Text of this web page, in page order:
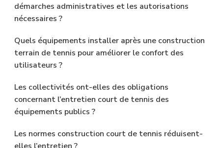
démarches administratives et les autorisations
nécessaires ?
Quels équipements installer après une construction
terrain de tennis pour améliorer le confort des
utilisateurs ?
Les collectivités ont-elles des obligations
concernant l’entretien court de tennis des
équipements publics ?
Les normes construction court de tennis réduisent-